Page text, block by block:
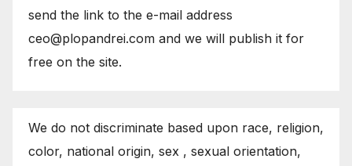
send the link to the e-mail address
ceo@plopandrei.com and we will publish it for
free on the site.
We do not discriminate based upon race, religion,
color, national origin, sex , sexual orientation,